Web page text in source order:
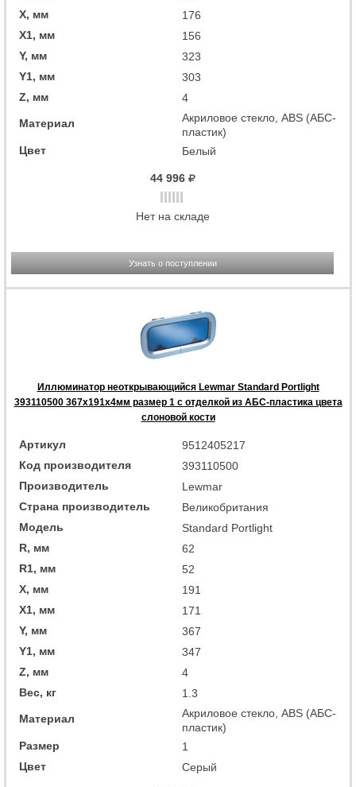
X, мм
176
X1, мм
156
Y, мм
323
Y1, мм
303
Z, мм
4
Материал
Акриловое стекло, ABS (АБС-
пластик)
Цвет
Белый
44 996
Нет на складе
Узнать о поступлении
Иллюминатор неоткрывающийся Lewmar Standard Portlight
393110500 367x191x4мм размер 1 с отделкой из АБС-пластика цвета
слоновой кости
Артикул
9512405217
Код производителя
393110500
Производитель
Lewmar
Страна производитель
Великобритания
Модель
Standard Portlight
R, мм
62
R1, мм
52
X, мм
191
X1, мм
171
Y, мм
367
Y1, мм
347
Z, мм
4
Вес, кг
1.3
Материал
Акриловое стекло, ABS (АБС-
пластик)
Размер
1
Цвет
Серый